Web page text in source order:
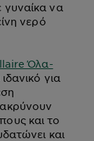
γυναίκα να
νερό
Όλα-
ιδανικό για
και το
και